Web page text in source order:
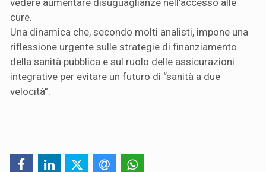
vedere aumentare disuguaglianze nell’accesso alle
cure.
Una dinamica che, secondo molti analisti, impone una
riflessione urgente sulle strategie di finanziamento
della sanità pubblica e sul ruolo delle assicurazioni
integrative per evitare un futuro di “sanità a due
velocità”.